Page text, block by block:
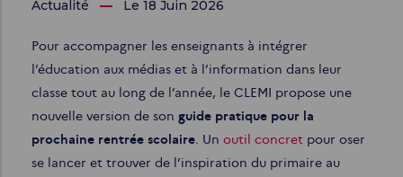
Actualité Le 18 Juin 2026
Pour accompagner les enseignants à intégrer
l’éducation aux médias et à l’information dans leur
classe tout au long de l’année, le CLEMI propose une
nouvelle version de son guide pratique pour la
prochaine rentrée scolaire. Un outil concret pour oser
se lancer et trouver de l’inspiration du primaire au